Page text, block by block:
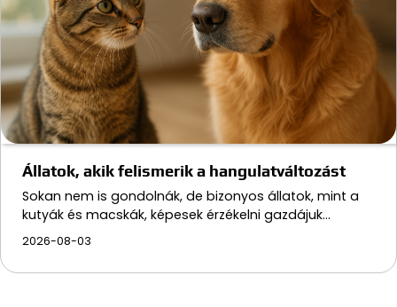
Állatok, akik felismerik a hangulatváltozást
Sokan nem is gondolnák, de bizonyos állatok, mint a
kutyák és macskák, képesek érzékelni gazdájuk…
2026-08-03